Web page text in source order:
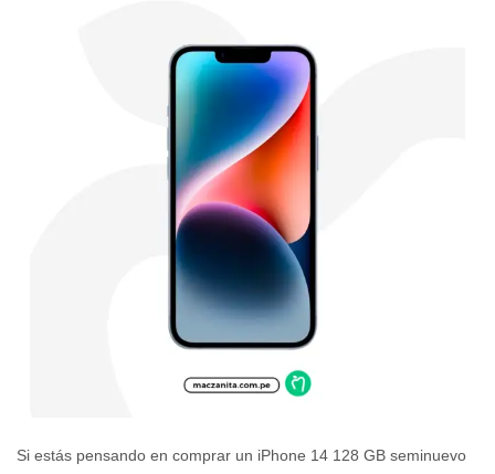
Si estás pensando en comprar un iPhone 14 128 GB seminuevo